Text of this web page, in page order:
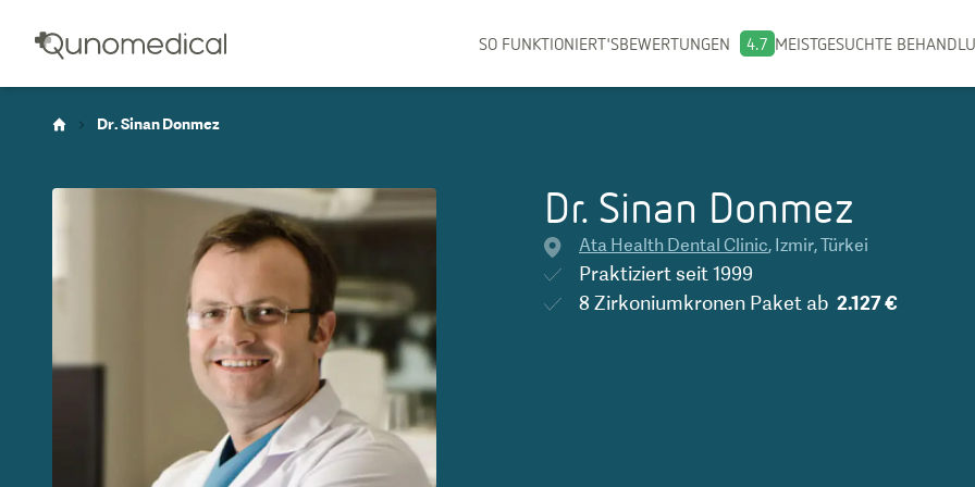
SO FUNKTIONIERT'SBEWERTUNGEN 4.7 MEISTGESUCHTE
Dr. Sinan Donmez
Dr. Sinan Donmez
Ata Health Dental Clinic, Izmir,Türkei
Praktiziert seit 1999
8 Zirkoniumkronen Paket ab 2.127 €